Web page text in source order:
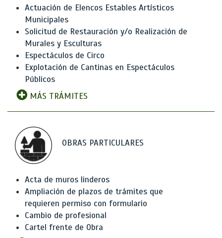
Actuación de Elencos Estables Artísticos
Municipales
Solicitud de Restauración y/o Realización de
Murales y Esculturas
Espectáculos de Circo
Explotación de Cantinas en Espectáculos
Públicos
MÁS TRÁMITES
OBRAS PARTICULARES
Acta de muros linderos
Ampliación de plazos de trámites que
requieren permiso con formulario
Cambio de profesional
Cartel frente de Obra